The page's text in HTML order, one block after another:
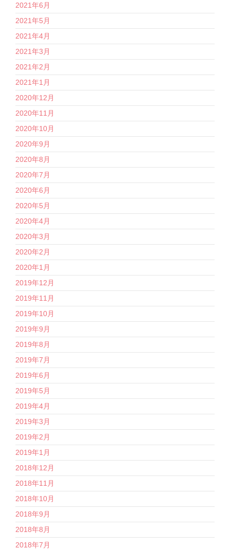
2021年6月
2021年5月
2021年4月
2021年3月
2021年2月
2021年1月
2020年12月
2020年11月
2020年10月
2020年9月
2020年8月
2020年7月
2020年6月
2020年5月
2020年4月
2020年3月
2020年2月
2020年1月
2019年12月
2019年11月
2019年10月
2019年9月
2019年8月
2019年7月
2019年6月
2019年5月
2019年4月
2019年3月
2019年2月
2019年1月
2018年12月
2018年11月
2018年10月
2018年9月
2018年8月
2018年7月